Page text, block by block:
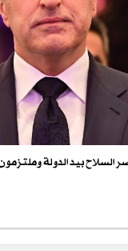
السلاح بيد الدولة